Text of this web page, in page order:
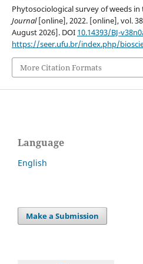
Phytosociological survey of weeds
Journal[online], 2022. [online], vol.
August 2026]. DOI 10.14393/BJ-
https://seer.ufu.br/index.php/
More Citation Formats
Language
English
Make a Submission